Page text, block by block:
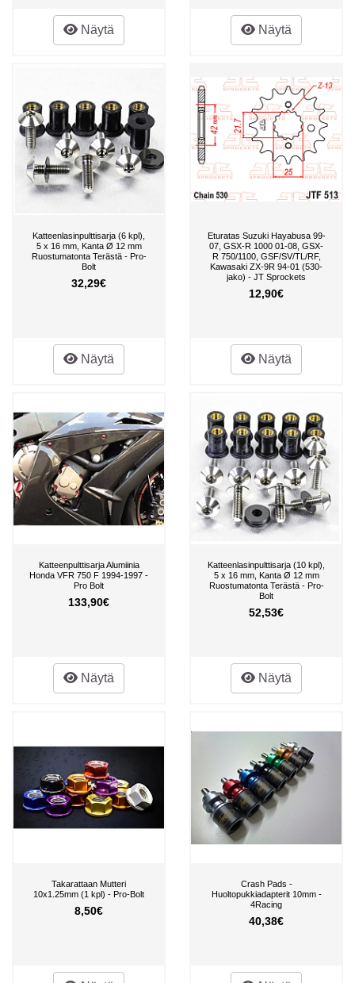
Näytä Näytä
Katteenlasinpulttisarja (6 kpl),
5 x 16 mm, Kanta Ø 12 mm
Ruostumatonta Terästä - Pro-
Bolt
32,29€
Näytä
Eturatas Suzuki Hayabusa 99-
07, GSX-R 1000 01-08, GSX-
R 750/1100, GSF/SV/TL/RF,
Kawasaki ZX-9R 94-01 (530-
jako) - JT Sprockets
12,90€
Näytä
Katteenpulttisarja Alumiinia
Honda VFR 750 F 1994-1997 -
Pro Bolt
133,90€
Näytä
Katteenlasinpulttisarja (10 kpl),
5 x 16 mm, Kanta Ø 12 mm
Ruostumatonta Terästä - Pro-
Bolt
52,53€
Näytä
Takarattaan Mutteri
10x1.25mm (1 kpl) - Pro-Bolt
8,50€
Crash Pads -
Huoltopukkiadapterit 10mm -
4Racing
40,38€